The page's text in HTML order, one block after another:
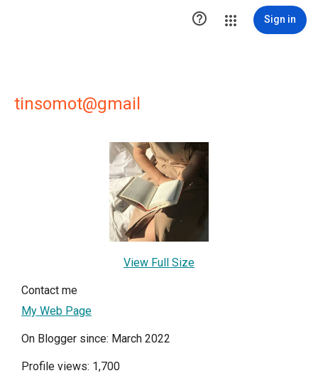
 Sign in
tinsomot@gmail
View Full Size
Contact me
My Web Page
On Blogger since: March 2022
Profile views: 1,700